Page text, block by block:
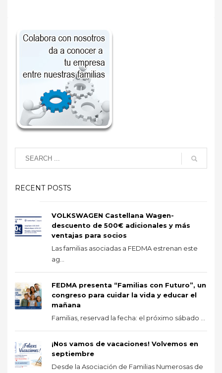
RECENT POSTS
VOLKSWAGEN Castellana Wagen-
descuento de 500€ adicionales y más
ventajas para socios
Las familias asociadas a FEDMA estrenan este
ag...
FEDMA presenta “Familias con Futuro”, un
congreso para cuidar la vida y educar el
mañana
Familias, reservad la fecha: el próximo sábado ...
¡Nos vamos de vacaciones! Volvemos en
septiembre
Desde la Asociación de Familias Numerosas de